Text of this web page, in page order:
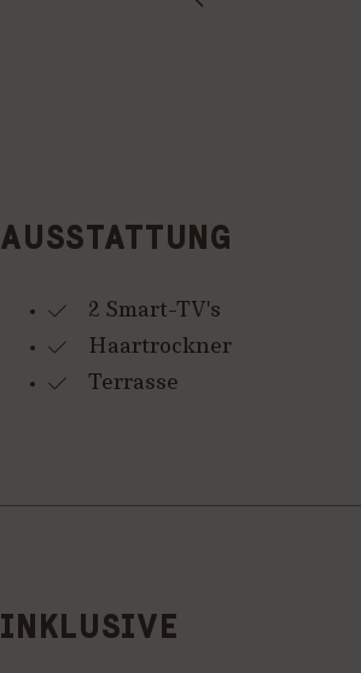
AUSSTATTUNG
2 Smart-TV's
Haartrockner
Terrasse
INKLUSIVE